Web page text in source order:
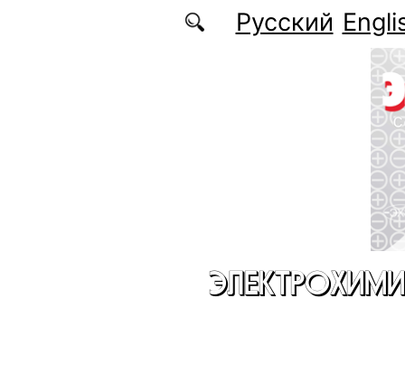
Перейти к основному содержаниюРусский